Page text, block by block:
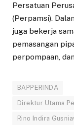
Persatuan
(Perpamsi).
juga bekerja
pemasangan
perpompaan,
BAPPERINDA
Direktur Utama
Rino Indira